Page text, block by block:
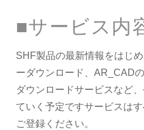
■サービス内
SHF製品の最新情報をはじ
ーダウンロード、AR_CAD
ダウンロードサービスなど
ていく予定ですサービスは
ご登録ください。